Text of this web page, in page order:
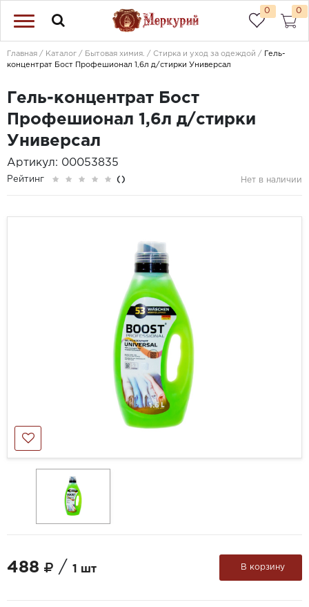
0 0
Главная Каталог Бытовая химия. Стирка и уход за одеждой
Гель-
концентрат Бост Профешионал 1,6л д/стирки Универсал
Гель-концентрат Бост
Профешионал 1,6л д/стирки
Универсал
Артикул: 00053835
Рейтинг () Нет в наличии
488 / 1 шт В корзину